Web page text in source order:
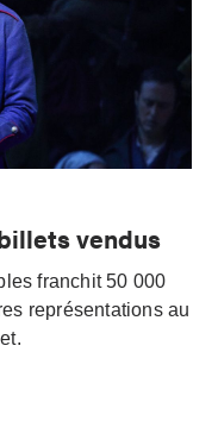
vendus
franchit 50 000
représentations au